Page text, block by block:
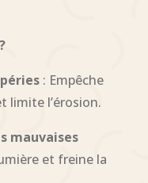
: Empêche
limite l’érosion.
mauvaises
et freine la